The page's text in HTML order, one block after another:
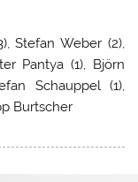
Stefan Weber (2),
Pantya (1), Björn
Schauppel (1),
Burtscher